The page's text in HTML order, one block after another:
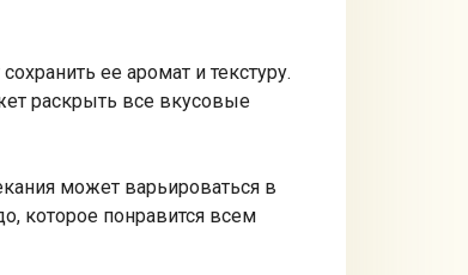
ее аромат и текстуру.
раскрыть все вкусовые
может варьироваться в
которое понравится всем